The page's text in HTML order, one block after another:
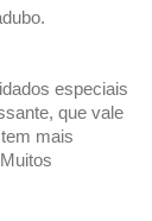
especiais
que vale
mais